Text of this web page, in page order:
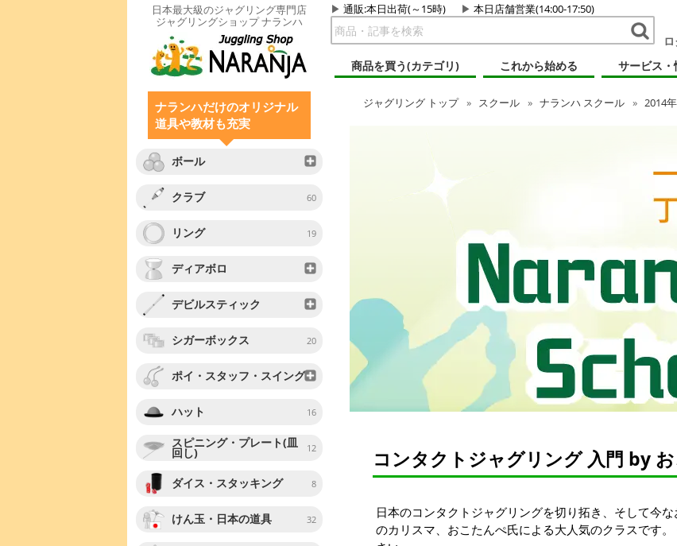
日本最大級のジャグリング専門店
ジャグリングショップ ナランハ
通販:本日出荷(～15時) 本日店舗営業(14:00-17:50)
商品を買う(カテゴリ)
これから始める サービス・
ナランハだけのオリジナル
道具や教材も充実
ボール
クラブ 60
リング 19
ディアボロ
デビルスティック
シガーボックス 20
ポイ・スタッフ・スイング
ハット 16
スピニング・プレート(皿
回し) 12
ダイス・スタッキング 8
けん玉・日本の道具 32
ジャグリングトップ スクール ナランハ スクール 2014
コンタクトジャグリング 入門 by
日本のコンタクトジャグリングを切り拓き、そして今
のカリスマ、おこたんぺ氏による大人気のクラスです